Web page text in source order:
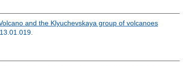
and the Klyuchevskaya group of volcanoes